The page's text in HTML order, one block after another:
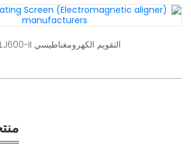
التقويم الكهرومغناطيسي DZLJ600-II